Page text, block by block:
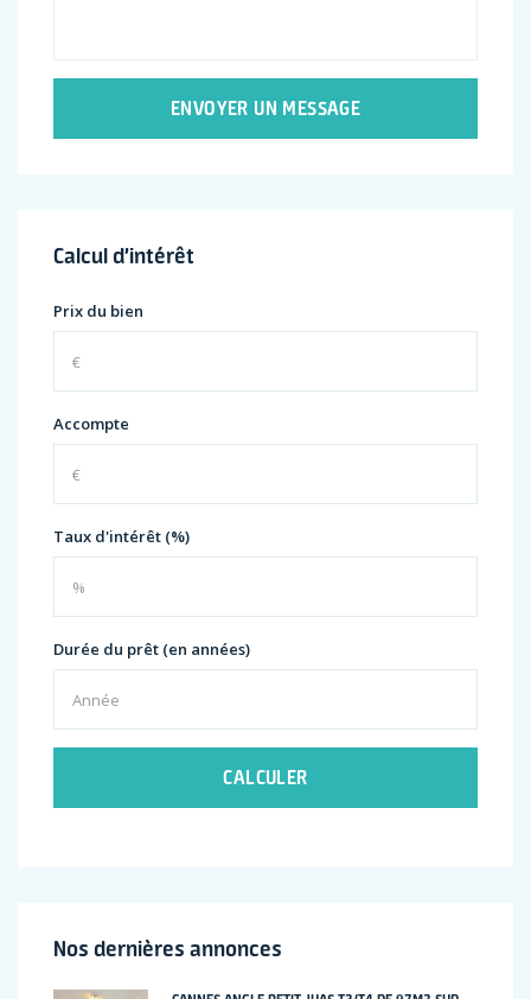
ENVOYER UN MESSAGE
Calcul d’intérêt
Prix du bien
Accompte
Taux d'intérêt (%)
Durée du prêt (en années)
CALCULER
Nos dernières annonces